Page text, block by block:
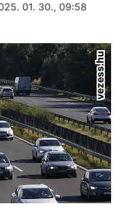
01. 30., 09:58
vezess.hu